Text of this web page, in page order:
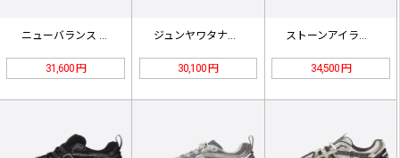
31,600 円
ジュンヤワタナベマン×ニューバランス…
30,100 円 34,500 円